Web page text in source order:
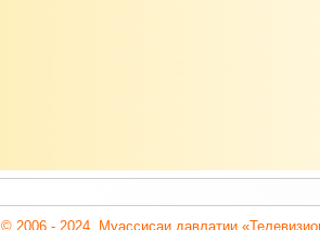
2006 - 2024. Муассисаи давлатии